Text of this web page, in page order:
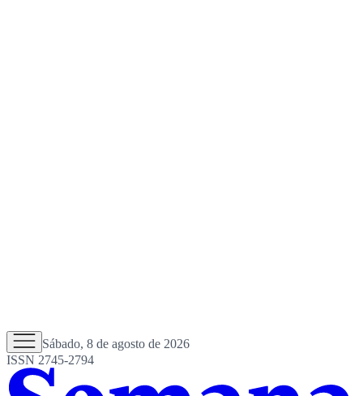
Sábado, 8 de agosto de 2026
ISSN 2745-2794